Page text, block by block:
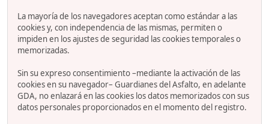
La mayoría de los navegadores aceptan como estándar a las
cookies y, con independencia de las mismas, permiten o
impiden en los ajustes de seguridad las cookies temporales o
memorizadas.
Sin su expreso consentimiento –mediante la activación de las
cookies en su navegador– Guardianes del Asfalto, en adelante
GDA, no enlazará en las cookies los datos memorizados con sus
datos personales proporcionados en el momento del registro.